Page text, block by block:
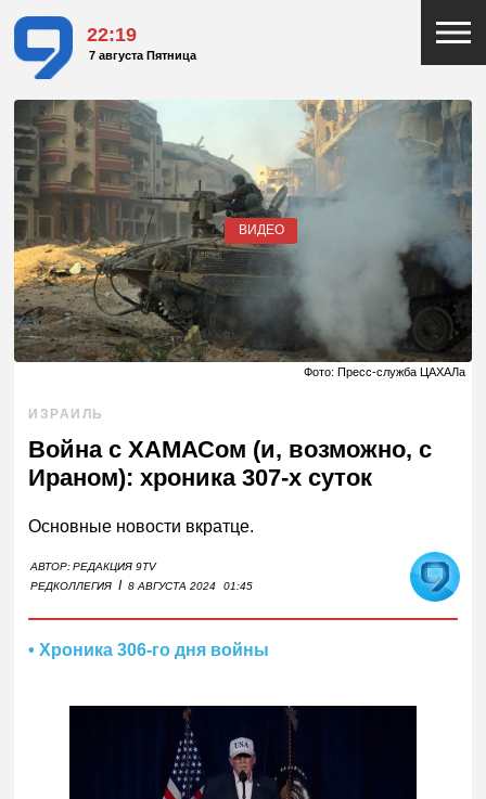
22:19
7 августа Пятница
ВИДЕО
Фото: Пресс-служба ЦАХАЛа
ИЗРАИЛЬ
Война с ХАМАСом (и, возможно, с
Ираном): хроника 307-х суток
Основные новости вкратце.
АВТОР:РЕДАКЦИЯ 9TV
РЕДКОЛЛЕГИЯ I 8 АВГУСТА 2024 01:45
• Хроника 306-го дня войны